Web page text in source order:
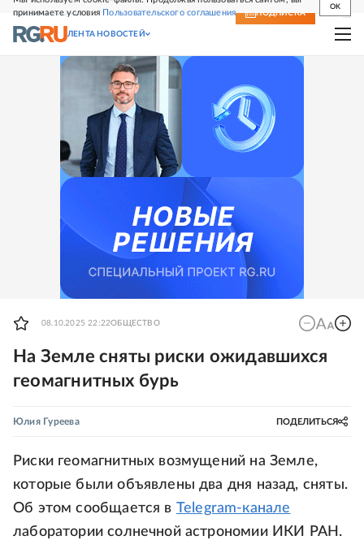
принимаете условия Пользовательского соглашения
OK
СВЕЖИЙ НОМЕР ПОДПИСКА
ЛЕНТА НОВОСТЕЙ
08.10.2025 22:22ОБЩЕСТВО
На Земле сняты риски ожидавшихся
геомагнитных бурь
Юлия Гуреева ПОДЕЛИТЬСЯ
Риски геомагнитных возмущений на Земле,
которые были объявлены два дня назад, сняты.
Об этом сообщается в Telegram-канале
лаборатории солнечной астрономии ИКИ РАН.